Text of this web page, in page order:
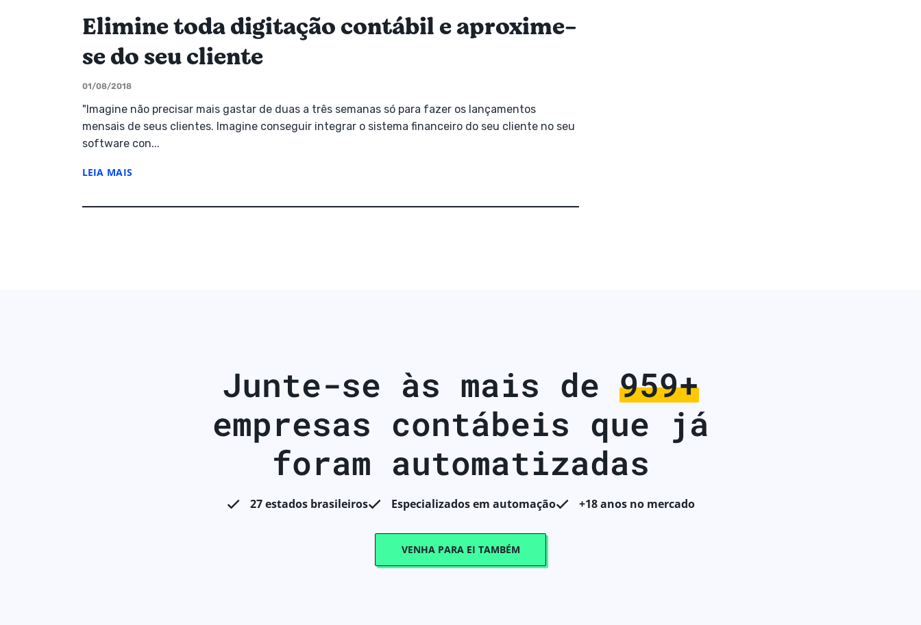
Elimine toda digitação contábil e aproxime-
se do seu cliente
01/08/2018
"Imagine não precisar mais gastar de duas a três semanas só para fazer os lançamentos
mensais de seus clientes. Imagine conseguir integrar o sistema financeiro do seu cliente no seu
software con...
LEIA MAIS
Junte-se às mais de 1,000+
empresas contábeis que já
foram automatizadas
27 estados brasileiros Especializados em automação +18 anos no mercado
VENHA PARA EI TAMBÉM